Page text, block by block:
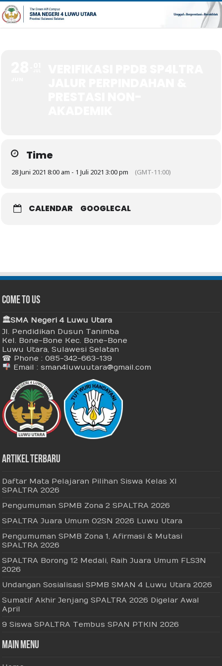
Time
28 Juni 2021 8:00 am - 1 Juli 2021 3:00 pm (GMT-11:00)
CALENDAR GOOGLECAL
Come To Us
🏛 SMA Negeri 4 Luwu Utara
Jl. Pendidikan Dusun Tanimba
Kel. Bone-Bone Kec. Bone-Bone
Luwu Utara, Sulawesi Selatan
☎ Phone : 085-342-663-139
Email : sman4luwuutara@gmail.com
Artikel Terbaru
Daftar Mata Pelajaran Pilihan Siswa Kelas XI
SPALTRA 2026
Pengumuman SPMB Zona 2 SPALTRA 2026
SPALTRA Juara Umum O2SN 2026 Luwu Utara
Pengumuman SPMB Zona 1, Afirmasi & Mutasi
SPALTRA 2026
SPALTRA Borong 12 Medali, Raih Juara Umum FLS3N
2026
Undangan Sosialisasi SPMB SMAN 4 Luwu Utara 2026
Sumatif Akhir Jenjang SPALTRA 2026 Digelar Awal
April
9 Siswa SPALTRA Tembus SPAN PTKIN 2026
Main Menu